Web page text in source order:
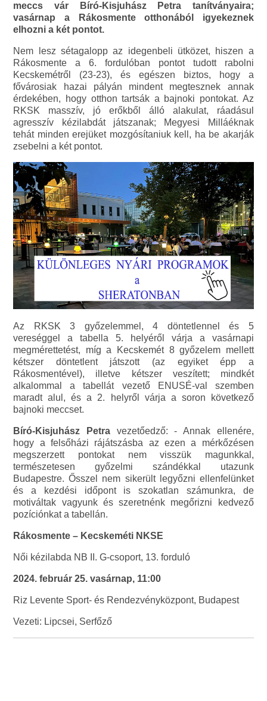
meccs vár Bíró-Kisjuhász Petra tanítványaira;
vasárnap a Rákosmente otthonából igyekeznek
elhozni a két pontot.
Nem lesz sétagalopp az idegenbeli ütközet, hiszen a
Rákosmente a 6. fordulóban pontot tudott rabolni
Kecskemétről (23-23), és egészen biztos, hogy a
fővárosiak hazai pályán mindent megtesznek annak
érdekében, hogy otthon tartsák a bajnoki pontokat. Az
RKSK masszív, jó erőkből álló alakulat, ráadásul
agresszív kézilabdát játszanak; Megyesi Milláéknak
tehát minden erejüket mozgósítaniuk kell, ha be akarják
zsebelni a két pontot.
Az RKSK 3 győzelemmel, 4 döntetlennel és 5
vereséggel a tabella 5. helyéről várja a vasárnapi
megmérettetést, míg a Kecskemét 8 győzelem mellett
kétszer döntetlent játszott (az egyiket épp a
Rákosmentével), illetve kétszer veszített; mindkét
alkalommal a tabellát vezető ENUSÉ-val szemben
maradt alul, és a 2. helyről várja a soron következő
bajnoki meccset.
Bíró-Kisjuhász Petra vezetőedző: - Annak ellenére,
hogy a felsőházi rájátszásba az ezen a mérkőzésen
megszerzett pontokat nem visszük magunkkal,
természetesen győzelmi szándékkal utazunk
Budapestre. Ősszel nem sikerült legyőzni ellenfelünket
és a kezdési időpont is szokatlan számunkra, de
motiváltak vagyunk és szeretnénk megőrizni kedvező
pozíciónkat a tabellán.
Rákosmente – Kecskeméti NKSE
Női kézilabda NB II. G-csoport, 13. forduló
2024. február 25. vasárnap, 11:00
Riz Levente Sport- és Rendezvényközpont, Budapest
Vezeti: Lipcsei, Serfőző